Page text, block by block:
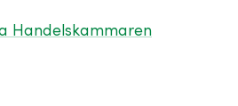
Handelskammaren